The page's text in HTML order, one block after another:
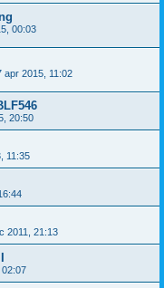
00:03
apr 2015, 11:02
20:50
11:35
2011, 21:13
02:07